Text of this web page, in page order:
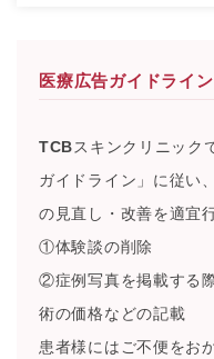
医療広告ガイドライ
TCBスキンクリニック
ガイドライン」に従い
の見直し・改善を適宜
①体験談の削除
②症例写真を掲載する
術の価格などの記載
患者様にはご不便をお